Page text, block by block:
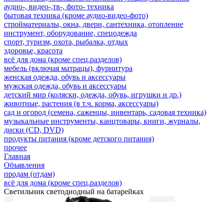
аудио-, видео-,тв-, фото- техника
бытовая техника (кроме аудио-видео-фото)
стройматериалы, окна, двери, сантехника, отопление
инструмент, оборудование, спецодежда
спорт, туризм, охота, рыбалка, отдых
здоровье, красота
всё для дома (кроме спец.разделов)
мебель (включая матрацы), фурнитура
женская одежда, обувь и аксессуары
мужская одежда, обувь и аксессуары
детский мир (коляски, одежда, обувь, игрушки и др.)
животные, растения (в т.ч. корма, аксессуары)
сад и огород (семена, саженцы, инвентарь, садовая техника)
музыкальные инструменты, канцтовары, книги, журналы,
диски (CD, DVD)
продукты питания (кроме детского питания)
прочее
Главная
Объявления
продам (отдам)
всё для дома (кроме спец.разделов)
Светильник светодиодный на батарейках